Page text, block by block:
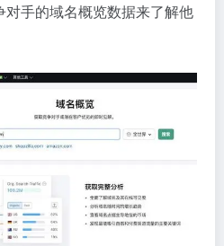
手的域名概览数据来了解他